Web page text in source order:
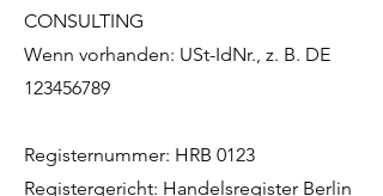
CONSULTING
Wenn vorhanden: USt-IdNr., z. B. DE
123456789
Registernummer: HRB 0123
Registergericht: Handelsregister Berlin